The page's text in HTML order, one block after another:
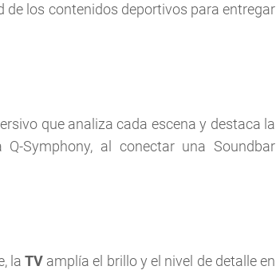
de los contenidos deportivos para entregar
que analiza cada escena y destaca la
Symphony, al conectar una Soundbar
laTV amplía el brillo y el nivel de detalle en